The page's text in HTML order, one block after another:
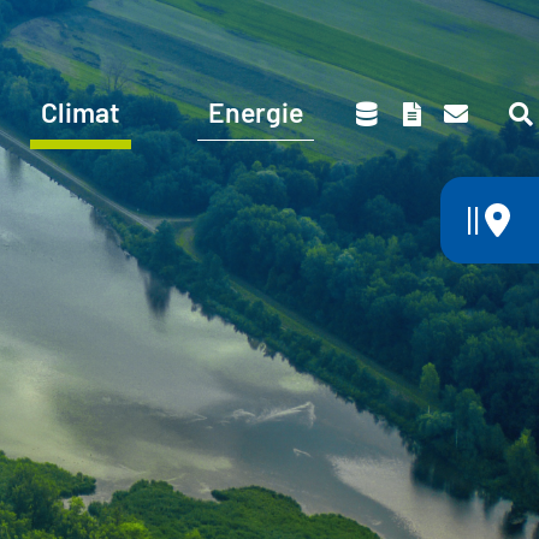
Climat Energie
||